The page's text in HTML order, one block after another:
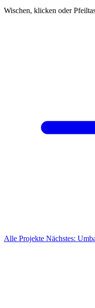
Wischen, klicken oder
Alle Projekte Nächstes: